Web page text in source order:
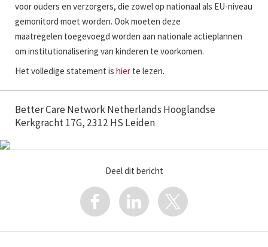
voor ouders en verzorgers, die zowel op nationaal als EU-niveau
gemonitord moet worden. Ook moeten deze
maatregelen toegevoegd worden aan nationale actieplannen
om institutionalisering van kinderen te voorkomen.
Het volledige statement is hier te lezen.
Better Care Network Netherlands Hooglandse
Kerkgracht 17G, 2312 HS Leiden
Deel dit bericht